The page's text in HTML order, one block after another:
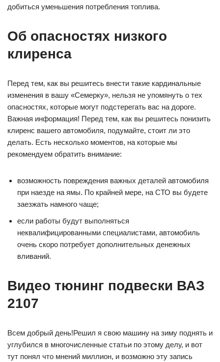
добиться уменьшения потребления топлива.
Об опасностях низкого
клиренса
Перед тем, как вы решитесь внести такие кардинальные
изменения в вашу «Семерку», нельзя не упомянуть о тех
опасностях, которые могут подстерегать вас на дороге.
Важная информация! Перед тем, как вы решитесь понизить
клиренс вашего автомобиля, подумайте, стоит ли это
делать. Есть несколько моментов, на которые мы
рекомендуем обратить внимание:
возможность повреждения важных деталей автомобиля
при наезде на ямы. По крайней мере, на СТО вы будете
заезжать намного чаще;
если работы будут выполняться
неквалифицированными специалистами, автомобиль
очень скоро потребует дополнительных денежных
вливаний.
Видео тюнинг подвески ВАЗ
2107
Всем добрый день!Решил я свою машину на зиму поднять и
углубился в многочисленные статьи по этому делу, и вот
тут понял что мнений миллион, и возможно эту запись